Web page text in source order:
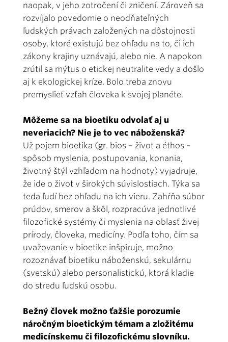
naopak, v jeho zotročení či zničení. Zároveň sa
rozvíjalo povedomie o neodňateľných
ľudských právach založených na dôstojnosti
osoby, ktoré existujú bez ohľadu na to, či ich
zákony krajiny uznávajú, alebo nie. A napokon
zrútil sa mýtus o etickej neutralite vedy a došlo
aj k ekologickej kríze. Bolo treba znovu
premyslieť vzťah človeka k svojej planéte.
Môžeme sa na bioetiku odvolať aj u
neveriacich? Nie je to vec náboženská?
Už pojem bioetika (gr. bios – život a éthos –
spôsob myslenia, postupovania, konania,
životný štýl vzhľadom na hodnoty) vyjadruje,
že ide o život v širokých súvislostiach. Týka sa
teda ľudí bez ohľadu na ich vieru. Zahŕňa súbor
prúdov, smerov a škôl, rozpracúva jednotlivé
filozofické systémy či myslenia na oblasť živej
prírody, človeka, medicíny. Podľa toho, čím sa
uvažovanie v bioetike inšpiruje, možno
rozoznávať bioetiku náboženskú, sekulárnu
(svetskú) alebo personalistickú, ktorá kladie
do stredu ľudskú osobu.
Bežný človek možno ťažšie porozumie
náročným bioetickým témam a zložitému
medicínskemu či filozofickému slovníku.